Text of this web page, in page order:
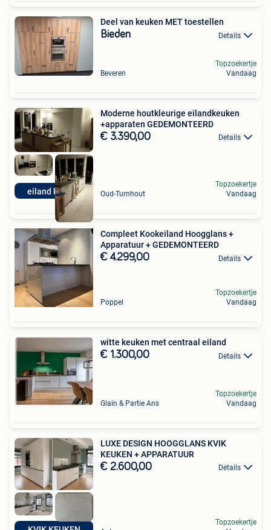
Deel van keuken MET toestellen
Bieden Details
Beveren
Topzoekertje
Vandaag
eiland keuken
Moderne houtkleurige eilandkeuken
+apparaten GEDEMONTEERD
€ 3.390,00 Details
Oud-Turnhout
Topzoekertje
Vandaag
Compleet Kookeiland Hoogglans +
Apparatuur + GEDEMONTEERD
€ 4.299,00 Details
Poppel
Topzoekertje
Vandaag
witte keuken met centraal eiland
€ 1.300,00 Details
Glain & Partie Ans
Topzoekertje
Vandaag
LUXE DESIGN HOOGGLANS KVIK
KEUKEN + APPARATUUR
€ 2.600,00 Details
Topzoekertje